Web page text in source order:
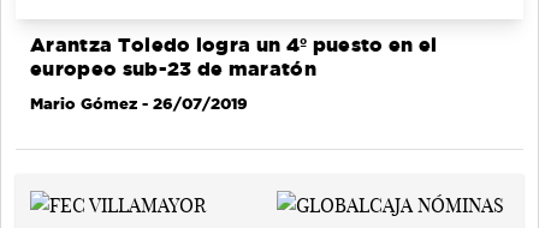
Arantza Toledo logra un 4º puesto en el
europeo sub-23 de maratón
Mario Gómez - 26/07/2019